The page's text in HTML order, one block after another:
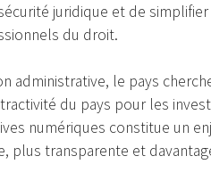
juridique et de
du droit.
administrative, le pays
du pays pour les
numériques constitue un
plus transparente et